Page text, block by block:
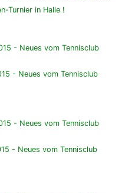
Turnier in Halle !
- Neues vom Tennisclub
- Neues vom Tennisclub
- Neues vom Tennisclub
- Neues vom Tennisclub